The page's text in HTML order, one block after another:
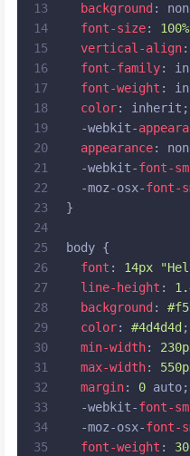
13
14
15
16
17
18
19
20
21
22
23
24
25
26
27
28
29
30
31
32
33
34
35
background :
font-size: 100%
vertical-align
font-family:
font-weight :
color: inherit;
  -webkit-
appearance:
  -webkit-
font-
  -moz-osx-
font-
}
body {
font : 14px
line-height :
background :
color: #4d4d4d ;
min-width:
max-width:
margin: 0 auto;
  -webkit-
font-
  -moz-osx-
font-
font-weight :